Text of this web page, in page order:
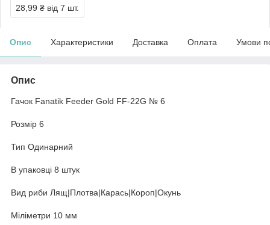
28,99 ₴ від 7 шт.
Опис Характеристики Доставка Оплата Умови
Опис
Гачок Fanatik Feeder Gold FF-22G № 6
Розмір 6
Тип Одинарний
В упаковці 8 штук
Вид риби Лящ|Плотва|Карась|Короп|Окунь
Міліметри 10 мм